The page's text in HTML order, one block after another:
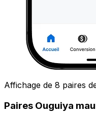
Affichage de 8 paires
Paires Ouguiya